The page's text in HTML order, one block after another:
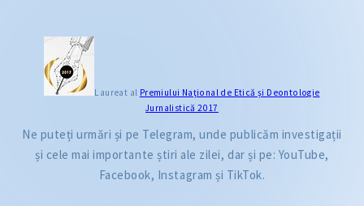
Laureat al Premiului Naţional de Etică și Deontologie
Jurnalistică 2017
Ne puteți urmări și pe Telegram, unde publicăm investigații
și cele mai importante știri ale zilei, dar și pe: YouTube,
Facebook, Instagram și TikTok.